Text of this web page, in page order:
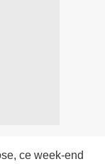
ce week-end